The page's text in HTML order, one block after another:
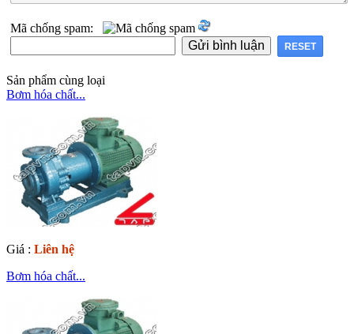
Mã chống spam:
Sản phẩm cùng loại
Bơm hóa chất...
Giá : Liên hệ
Bơm hóa chất...